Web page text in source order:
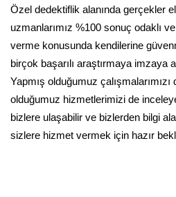
Özel dedektiflik alanında gerçekler
uzmanlarımız %100 sonuç odaklı
verme konusunda kendilerine
birçok başarılı araştırmaya imzaya
Yapmış olduğumuz
olduğumuz hizmetlerimizi de
bizlere ulaşabilir ve bizlerden bilgi
sizlere hizmet vermek için hazır